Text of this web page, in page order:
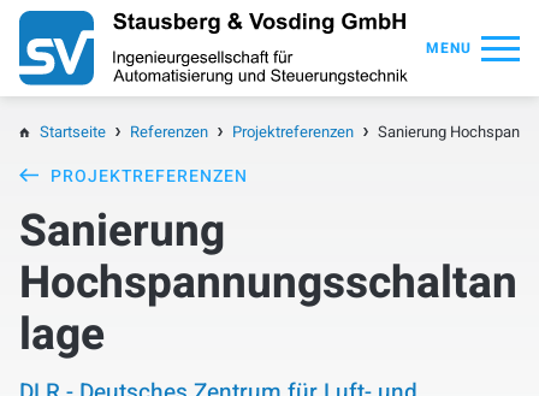
MENU
Startseite Referenzen Projektreferenzen Sanierung
PROJEKTREFERENZEN
Sanierung
Hochspannungsschaltan
lage